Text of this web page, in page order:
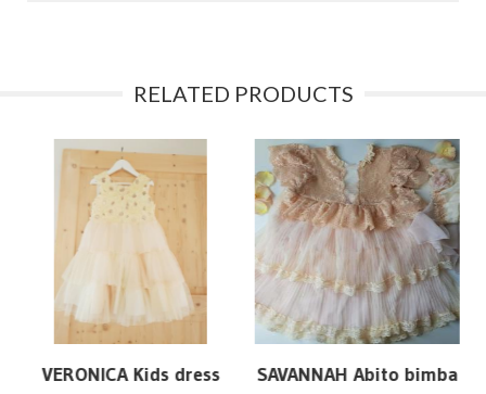
RELATED PRODUCTS
VERONICA Kids dress SAVANNAH Abito bimba